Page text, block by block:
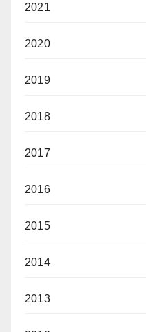
2021
2020
2019
2018
2017
2016
2015
2014
2013